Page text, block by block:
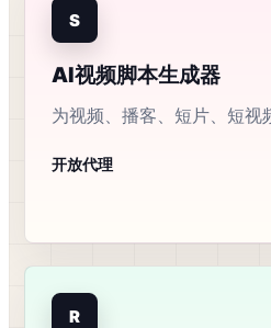
S
AI视频脚本生成器
为视频、播客、短片、短
开放代理
R